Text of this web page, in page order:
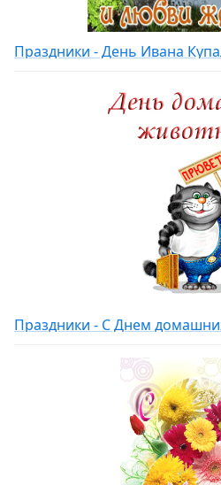
Праздники - День Ивана
Праздники - С Днем